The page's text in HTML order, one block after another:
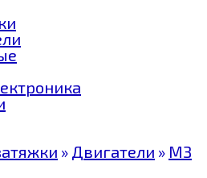
» Двигатели » МЗ